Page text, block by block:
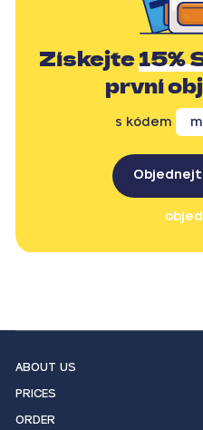
Získejte15%
první
s kódem
ABOUT US
PRICES
ORDER